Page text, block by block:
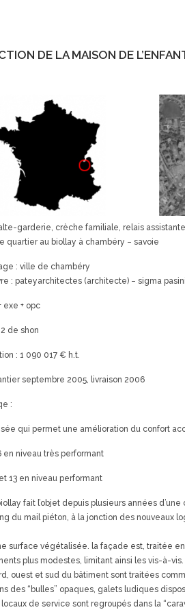
DE LA MAISON DE
garderie, crèche familiale, relais
quartier au biollay à chambéry – savoie
: ville de chambéry
: pateyarchitectes (architecte) – sigma
exe + opc
de shon
: 1 090 017 € h.t.
septembre 2005, livraison 2006
:
qui permet une amélioration du confort
en niveau très performant
13 en niveau performant
fait l’objet depuis plusieurs années
du mail piéton, à la jonction des nouveaux
surface végétalisée. la façade est, traitée
plus modestes, limitant ainsi les vis-à-vis.
ouest et sud du bâtiment sont traitées
des “bulles” opaques, galets ludiques
locaux de service sont regroupés dans la